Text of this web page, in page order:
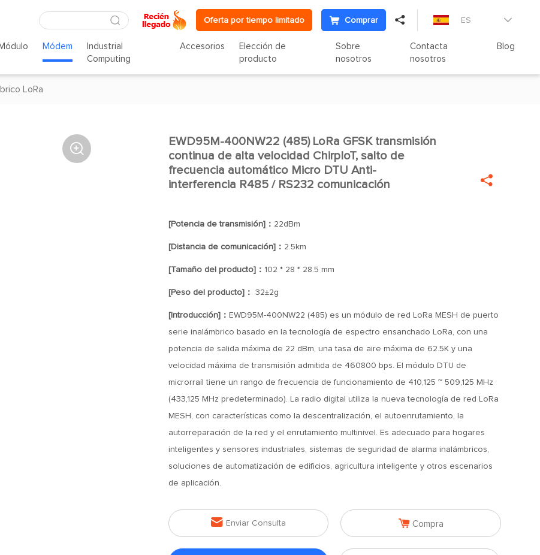
Oferta por tiempo limitado Comprar  ES 
Módulo Módem
Industrial
Computing
Accesorios
Elección de
producto
Sobre
nosotros
Contacta
nosotros
Blog
LoRa
 
EWD95M-400NW22 (485) LoRa GFSK transmisión
continua de alta velocidad ChirpIoT, salto de
frecuencia automático Micro DTU Anti-
interferencia R485 / RS232 comunicación

[Potencia de transmisión]： 22dBm
[Distancia de comunicación]： 2.5km
[Tamaño del producto]： 102 * 28 * 28.5 mm
[Peso del producto]： 32±2g
[Introducción]： EWD95M-400NW22 (485) es un módulo de red LoRa MESH de puerto
serie inalámbrico basado en la tecnología de espectro ensanchado LoRa, con una
potencia de salida máxima de 22 dBm, una tasa de aire máxima de 62.5K y una
velocidad máxima de transmisión admitida de 460800 bps. El módulo DTU de
microrraíl tiene un rango de frecuencia de funcionamiento de 410,125 ~ 509,125 MHz
(433,125 MHz predeterminado). La radio digital utiliza la nueva tecnología de red LoRa
MESH, con características como la descentralización, el autoenrutamiento, la
autorreparación de la red y el enrutamiento multinivel. Es adecuado para hogares
inteligentes y sensores industriales, sistemas de seguridad de alarma inalámbricos,
soluciones de automatización de edificios, agricultura inteligente y otros escenarios
de aplicación.
 Enviar Consulta  Compra